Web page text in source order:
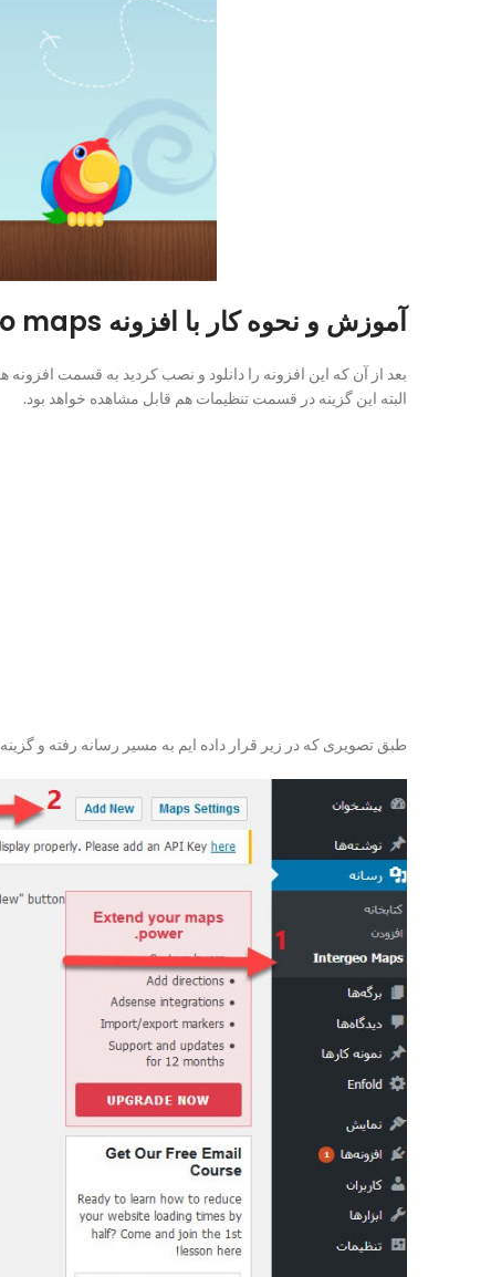
آموزش و نحوه کار با افزونه intergeo maps وردپرس:
البته این گزینه در قسمت تنظیمات هم قابل مشاهده خواهد بود.
طبق تصویری که در زیر قرار داده ایم به مسیر رسانه رفته و گزینه